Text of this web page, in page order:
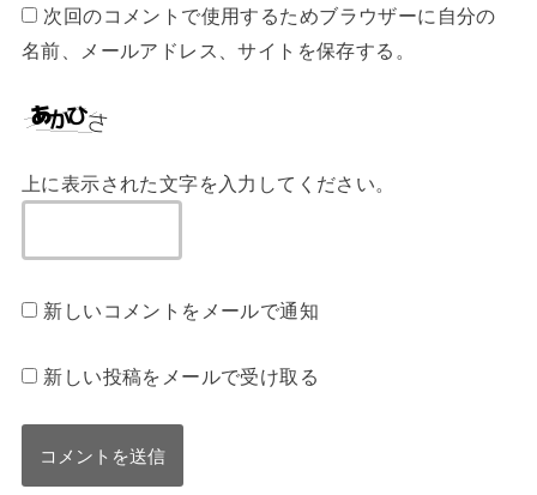
次回のコメントで使用するためブラウザーに自分の
名前、メールアドレス、サイトを保存する。
上に表示された文字を入力してください。
新しいコメントをメールで通知
新しい投稿をメールで受け取る